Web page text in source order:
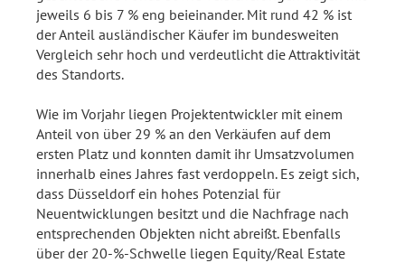
jeweils 6 bis 7 % eng beieinander. Mit rund 42 % ist
der Anteil ausländischer Käufer im bundesweiten
Vergleich sehr hoch und verdeutlicht die Attraktivität
des Standorts.
Wie im Vorjahr liegen Projektentwickler mit einem
Anteil von über 29 % an den Verkäufen auf dem
ersten Platz und konnten damit ihr Umsatzvolumen
innerhalb eines Jahres fast verdoppeln. Es zeigt sich,
dass Düsseldorf ein hohes Potenzial für
Neuentwicklungen besitzt und die Nachfrage nach
entsprechenden Objekten nicht abreißt. Ebenfalls
über der 20-%-Schwelle liegen Equity/Real Estate